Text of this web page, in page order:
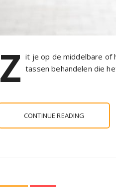
Z it je op de middelbare of
tassen behandelen die
CONTINUE READING